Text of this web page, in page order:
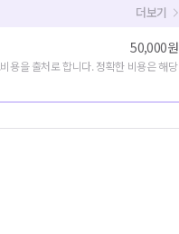
더보기
50,000원
용을 출처로 합니다. 정확한 비용은 해당